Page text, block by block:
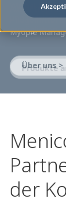
Wir bei
und präzisen
ermöglichen.
Über uns >
der